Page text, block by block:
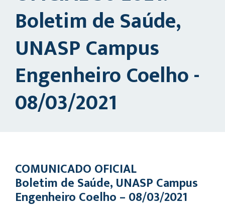
Boletim de Saúde,
UNASP Campus
Engenheiro Coelho -
08/03/2021
COMUNICADO OFICIAL
Boletim de Saúde, UNASP Campus
Engenheiro Coelho – 08/03/2021